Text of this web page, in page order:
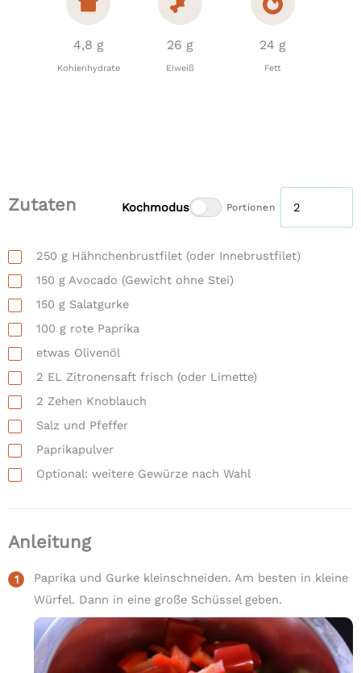
4,8 g
Kohlenhydrate
26 g
Eiweiß
24 g
Fett
Zutaten Kochmodus Portionen
250 g Hähnchenbrustfilet (oder Innebrustfilet)
150 g Avocado (Gewicht ohne Stei)
150 g Salatgurke
100 g rote Paprika
etwas Olivenöl
2 EL Zitronensaft frisch (oder Limette)
2 Zehen Knoblauch
Salz und Pfeffer
Paprikapulver
Optional: weitere Gewürze nach Wahl
Anleitung
Paprika und Gurke kleinschneiden. Am besten in kleine
Würfel. Dann in eine große Schüssel geben.